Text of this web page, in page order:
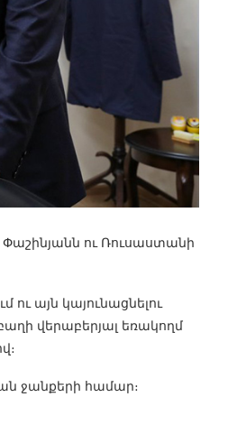
ու Ռուսաստանի
այն կայունացնելու
վերաբերյալ եռակողմ
ջանքերի համար։